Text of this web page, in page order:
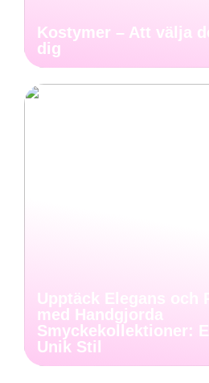
Kostymer – Att välja
dig
Upptäck Elegans och
med Handgjorda
Smyckekollektioner:
Unik Stil